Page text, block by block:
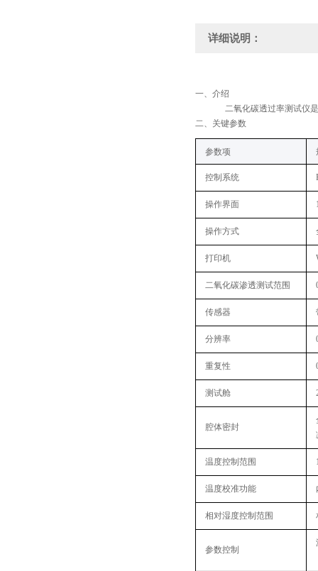
详细说明：
‌一、 介绍
二氧化碳透过率测试仪‌
‌二、关键参数
‌参数项‌
控制系统
操作界面
操作方式
打印机
二氧化碳渗透测试范围
传感器
分辨率
重复性
测试舱
腔体密封
温度控制范围
温度校准功能
相对湿度控制范围
参数控制